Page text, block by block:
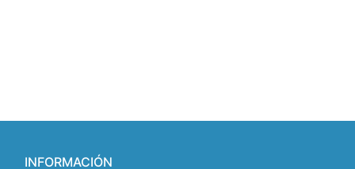
INFORMACIÓN